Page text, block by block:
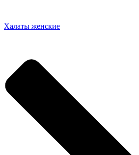
Халаты женские